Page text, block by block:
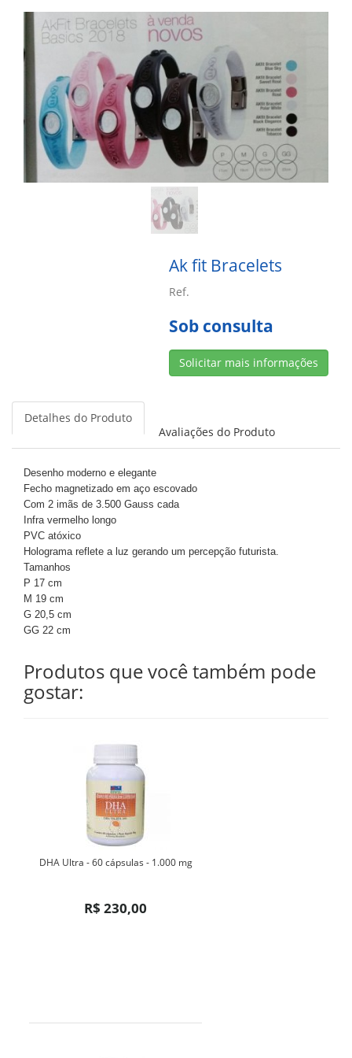
Ak fit Bracelets
Ref.
Sob consulta
Solicitar mais informações
Detalhes do Produto
Avaliações do Produto
Desenho moderno e elegante
Fecho magnetizado em aço escovado
Com 2 imãs de 3.500 Gauss cada
Infra vermelho longo
PVC atóxico
Holograma reflete a luz gerando um percepção futurista.
Tamanhos
P 17 cm
M 19 cm
G 20,5 cm
GG 22 cm
Produtos que você também pode
gostar:
DHA Ultra - 60 cápsulas - 1.000 mg
R$ 230,00